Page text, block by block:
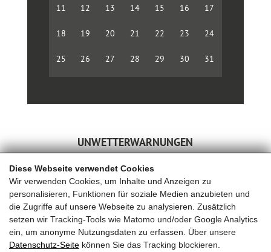
Diese Webseite verwendet Cookies
Wir verwenden Cookies, um Inhalte und Anzeigen zu
personalisieren, Funktionen für soziale Medien anzubieten und
die Zugriffe auf unsere Webseite zu analysieren. Zusätzlich
setzen wir Tracking-Tools wie Matomo und/oder Google Analytics
ein, um anonyme Nutzungsdaten zu erfassen. Über unsere
Datenschutz-Seite können Sie das Tracking blockieren.
11 12 13 14 15 16 17
18 19 20 21 22 23 24
25 26 27 28 29 30 31
UNWETTERWARNUNGEN